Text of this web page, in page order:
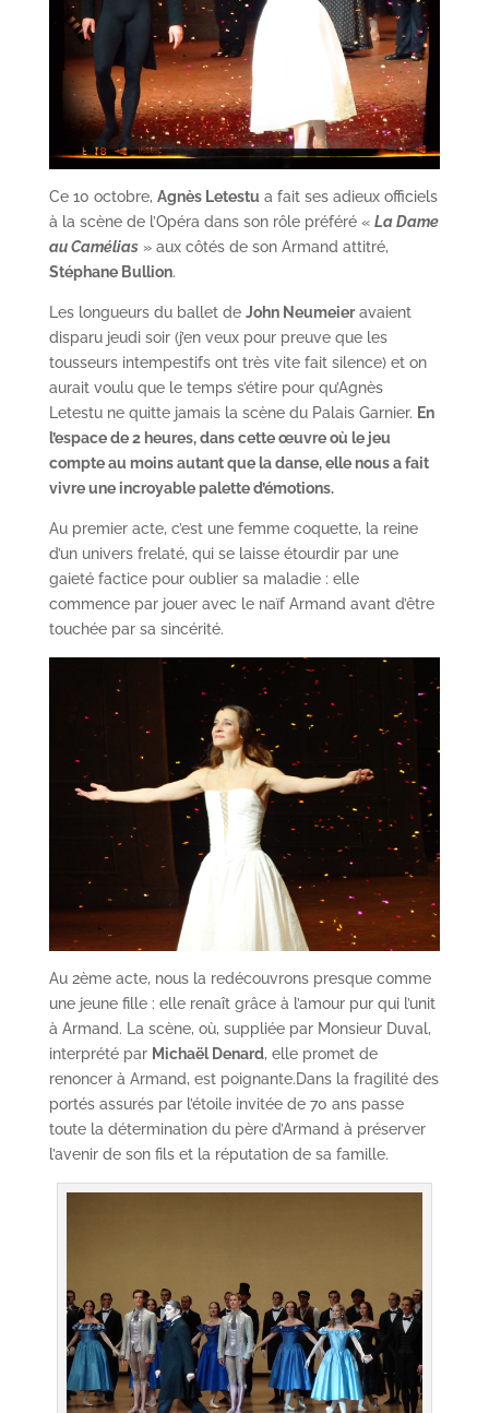
Ce 10 octobre, Agnès Letestu a fait ses adieux officiels
à la scène de l’Opéra dans son rôle préféré « La Dame
au Camélias» aux côtés de son Armand attitré,
Stéphane Bullion.
Les longueurs du ballet de John Neumeieravaient
disparu jeudi soir (j’en veux pour preuve que les
tousseurs intempestifs ont très vite fait silence) et on
aurait voulu que le temps s’étire pour qu’Agnès
Letestu ne quitte jamais la scène du Palais Garnier. En
l’espace de 2 heures, dans cette œuvre où le jeu
compte au moins autant que la danse, elle nous a fait
vivre une incroyable palette d’émotions.
Au premier acte, c’est une femme coquette, la reine
d’un univers frelaté, qui se laisse étourdir par une
gaieté factice pour oublier sa maladie : elle
commence par jouer avec le naïf Armand avant d’être
touchée par sa sincérité.
Au 2ème acte, nous la redécouvrons presque comme
une jeune fille : elle renaît grâce à l’amour pur qui l’unit
à Armand. La scène, où, suppliée par Monsieur Duval,
interprété par Michaël Denard, elle promet de
renoncer à Armand, est poignante.Dans la fragilité des
portés assurés par l’étoile invitée de 70 ans passe
toute la détermination du père d’Armand à préserver
l’avenir de son fils et la réputation de sa famille.